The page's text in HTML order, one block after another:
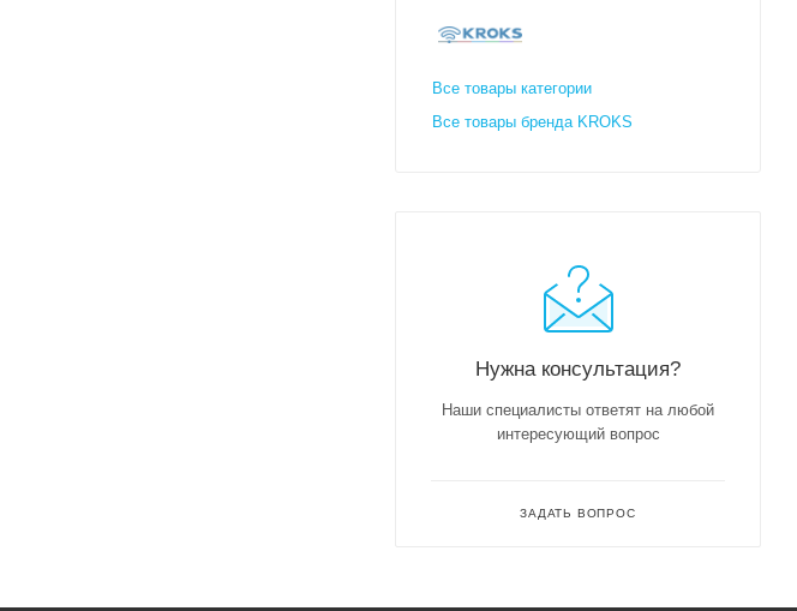
Все товары категории
Все товары бренда KROKS
Нужна консультация?
Наши специалисты ответят на любой
интересующий вопрос
ЗАДАТЬ ВОПРОС